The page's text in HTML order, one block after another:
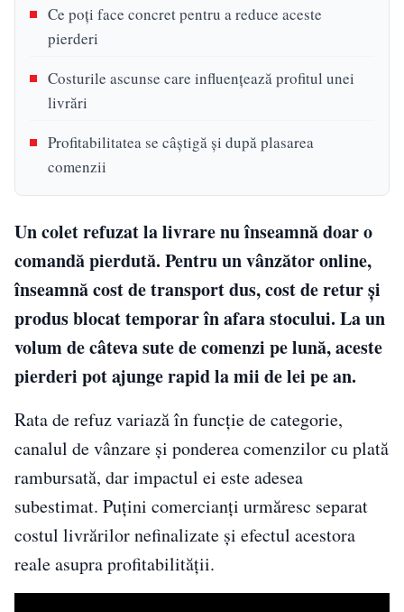
Ce poți face concret pentru a reduce aceste
pierderi
Costurile ascunse care influențează profitul unei
livrări
Profitabilitatea se câștigă și după plasarea
comenzii
Un colet refuzat la livrare nu înseamnă doar o
comandă pierdută. Pentru un vânzător online,
înseamnă cost de transport dus, cost de retur și
produs blocat temporar în afara stocului. La un
volum de câteva sute de comenzi pe lună, aceste
pierderi pot ajunge rapid la mii de lei pe an.
Rata de refuz variază în funcție de categorie,
canalul de vânzare și ponderea comenzilor cu plată
rambursată, dar impactul ei este adesea
subestimat. Puțini comercianți urmăresc separat
costul livrărilor nefinalizate și efectul acestora
reale asupra profitabilității.